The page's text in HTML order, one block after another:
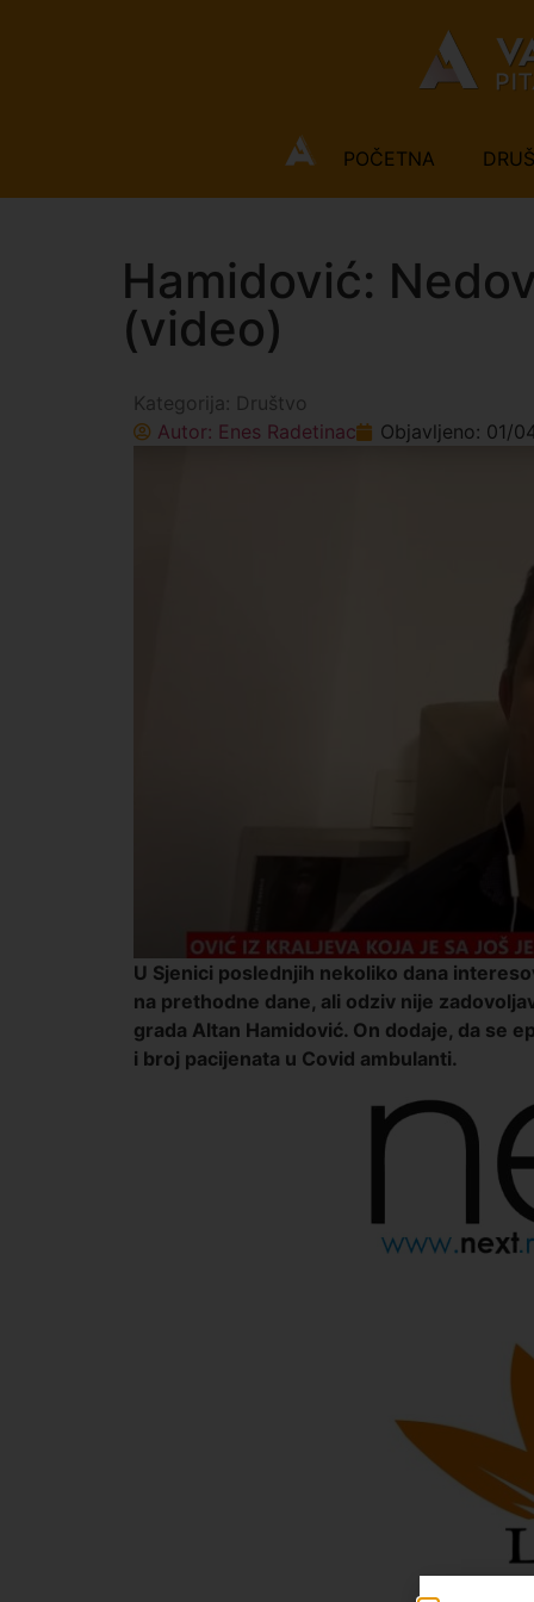
POČETNA
Hamidović:
(video)
Kategorija: Društvo
Autor: Enes Radetinac Objavljeno: 01/
U Sjenici poslednjih nekoliko dana
na prethodne dane, ali odziv nije
grada Altan Hamidović. On dodaje, da se
i broj pacijenata u Covid ambulanti.